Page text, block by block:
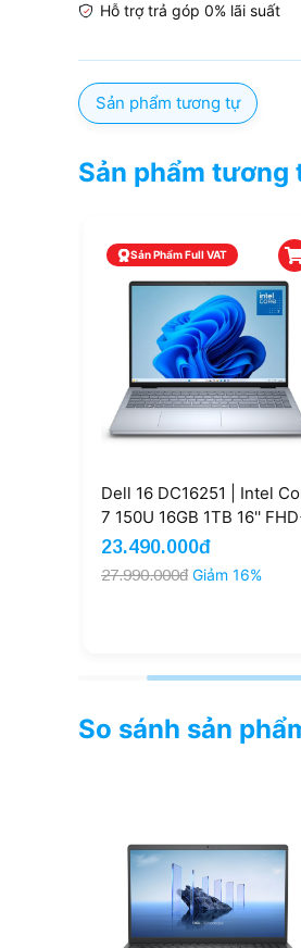
Hỗ trợ trả góp 0% lãi suất
Sản phẩm tương tự
Sản phẩm tương
| Intel Core
1TB 16'' FHD+
(New FullVAT)
Sản Phẩm Giá Tốt
Dell 16 DC16251
120U Intel
512GB 16''
11 (Outlet)
16.490.000đ
21.990.000đ Giảm
So sánh sản